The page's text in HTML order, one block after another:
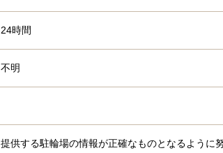
24時間
不明
提供する駐輪場の情報が正確なものとなるように